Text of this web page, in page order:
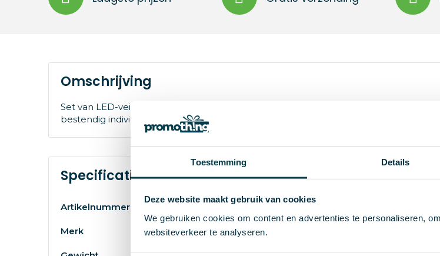
Toestemming Details
Deze website maakt gebruik van cookies
We gebruiken cookies om content en advertenties te personaliseren,
websiteverkeer te analyseren.
Omschrijving
Set van LED-veiligheidslichten voor fiets. Inclusief 2 stuks, met twee lichtstanden en
bestendig individueel etui met magneetsluiting. Werkt op batterijen (knoopcellen
Specificaties
Artikelnummer
Merk